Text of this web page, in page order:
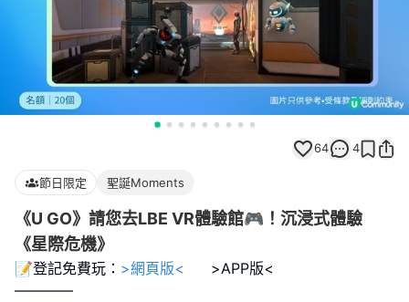
64 4
節日限定 聖誕Moments
《U GO》請您去LBE VR體驗館🎮！沉浸式體驗
《星際危機》
📝登記免費玩： >網頁版<
>APP版<
————